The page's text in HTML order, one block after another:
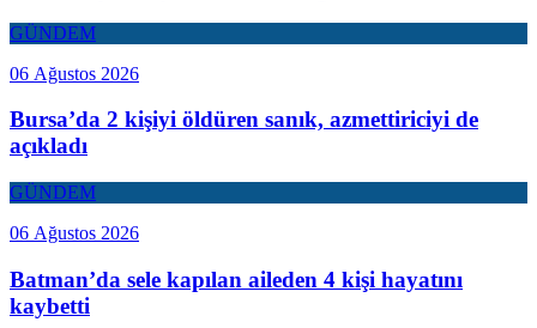
GÜNDEM
06 Ağustos 2026
Bursa’da 2 kişiyi öldüren sanık, azmettiriciyi de
açıkladı
GÜNDEM
06 Ağustos 2026
Batman’da sele kapılan aileden 4 kişi hayatını
kaybetti